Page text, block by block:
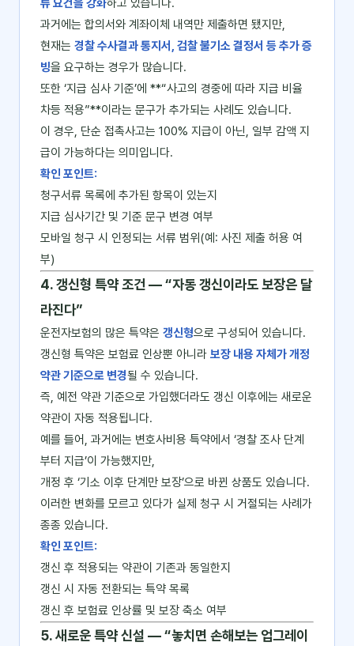
류 요건을 강화하고 있습니다.
과거에는 합의서와 계좌이체 내역만 제출하면 됐지만,
현재는 경찰 수사결과 통지서, 검찰 불기소 결정서 등 추가 증
빙을 요구하는 경우가 많습니다.
또한 ‘지급 심사 기준’에 **“사고의 경중에 따라 지급 비율
차등 적용”**이라는 문구가 추가되는 사례도 있습니다.
이 경우, 단순 접촉사고는 100% 지급이 아닌, 일부 감액 지
급이 가능하다는 의미입니다.
확인 포인트:
청구서류 목록에 추가된 항목이 있는지
지급 심사기간 및 기준 문구 변경 여부
모바일 청구 시 인정되는 서류 범위(예: 사진 제출 허용 여
부)
4. 갱신형 특약 조건 ― “자동 갱신이라도 보장은 달
라진다”
운전자보험의 많은 특약은 갱신형으로 구성되어 있습니다.
갱신형 특약은 보험료 인상뿐 아니라 보장 내용 자체가 개정
약관 기준으로 변경될 수 있습니다.
즉, 예전 약관 기준으로 가입했더라도 갱신 이후에는 새로운
약관이 자동 적용됩니다.
예를 들어, 과거에는 변호사비용 특약에서 ‘경찰 조사 단계
부터 지급’이 가능했지만,
개정 후 ‘기소 이후 단계만 보장’으로 바뀐 상품도 있습니다.
이러한 변화를 모르고 있다가 실제 청구 시 거절되는 사례가
종종 있습니다.
확인 포인트:
갱신 후 적용되는 약관이 기존과 동일한지
갱신 시 자동 전환되는 특약 목록
갱신 후 보험료 인상률 및 보장 축소 여부
5. 새로운 특약 신설 ― “놓치면 손해보는 업그레이